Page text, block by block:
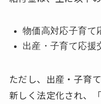
物価高対応子育て
出産・子育て応援
ただし、出産・子育
新しく法定化され、